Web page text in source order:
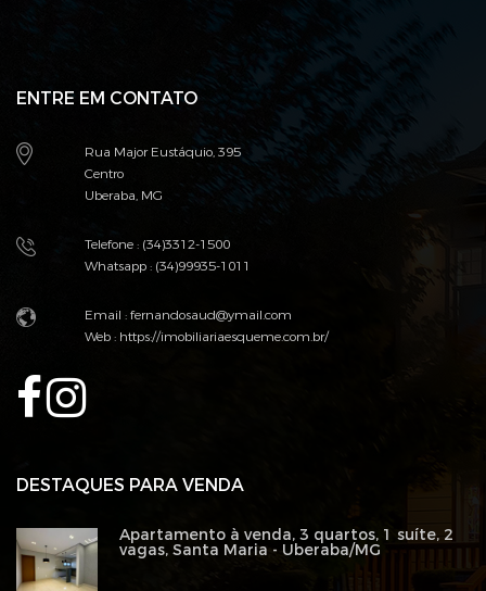
ENTRE EM CONTATO
Rua Major Eustáquio, 395
Centro
Uberaba, MG
Telefone : (34)3312-1500
Whatsapp : (34)99935-1011
Email :fernandosaud@ymail.com
Web :https://imobiliariaesqueme.com.br/
DESTAQUES PARA VENDA
Apartamento à venda, 3 quartos, 1 suíte, 2
vagas, Santa Maria - Uberaba/MG